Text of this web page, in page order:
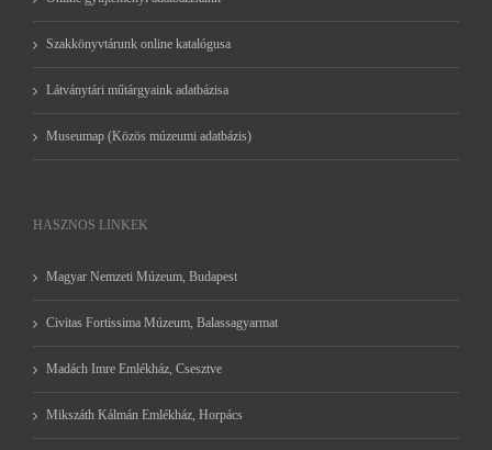
Szakkönyvtárunk online katalógusa
Látványtári műtárgyaink adatbázisa
Museumap (Közös múzeumi adatbázis)
HASZNOS LINKEK
Magyar Nemzeti Múzeum, Budapest
Civitas Fortissima Múzeum, Balassagyarmat
Madách Imre Emlékház, Csesztve
Mikszáth Kálmán Emlékház, Horpács